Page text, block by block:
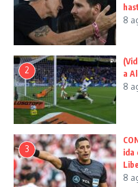
8
2
a
8
3
ida
8